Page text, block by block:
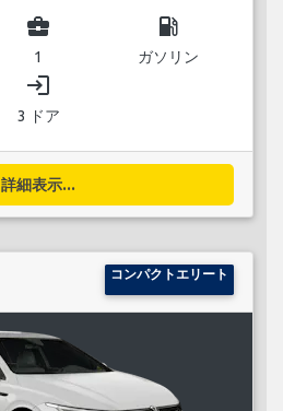
business_center
1
local_gas_station
ガソリン
login
3 ドア
詳細表示...
コンパクトエリート